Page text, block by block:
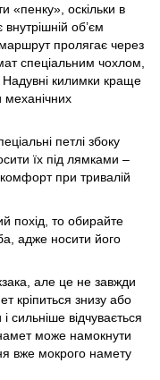
«пенку», оскільки в
об’єм
пролягає через
спеціальним чохлом,
килимки краще
механічних
петлі збоку
їх під лямками –
при тривалій
похід, то обирайте
адже носити його
але це не завжди
кріпиться знизу або
сильніше відчувається
може намокнути
вже мокрого намету